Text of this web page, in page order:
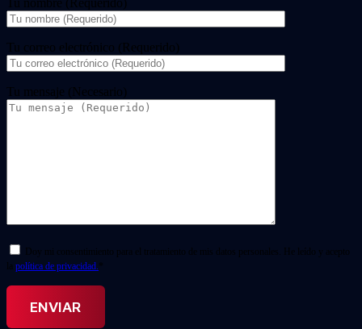
Tu nombre (Requerido)
Tu correo electrónico (Requerido)
Tu mensaje (Necesario)
Doy mi consentimiento para el tratamiento de mis datos personales. He leído y acepto
la política de privacidad. *